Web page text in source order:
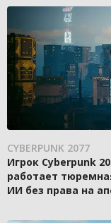
CYBERPUNK 2077
Игрок Cyberpunk
работает
ИИ без права на